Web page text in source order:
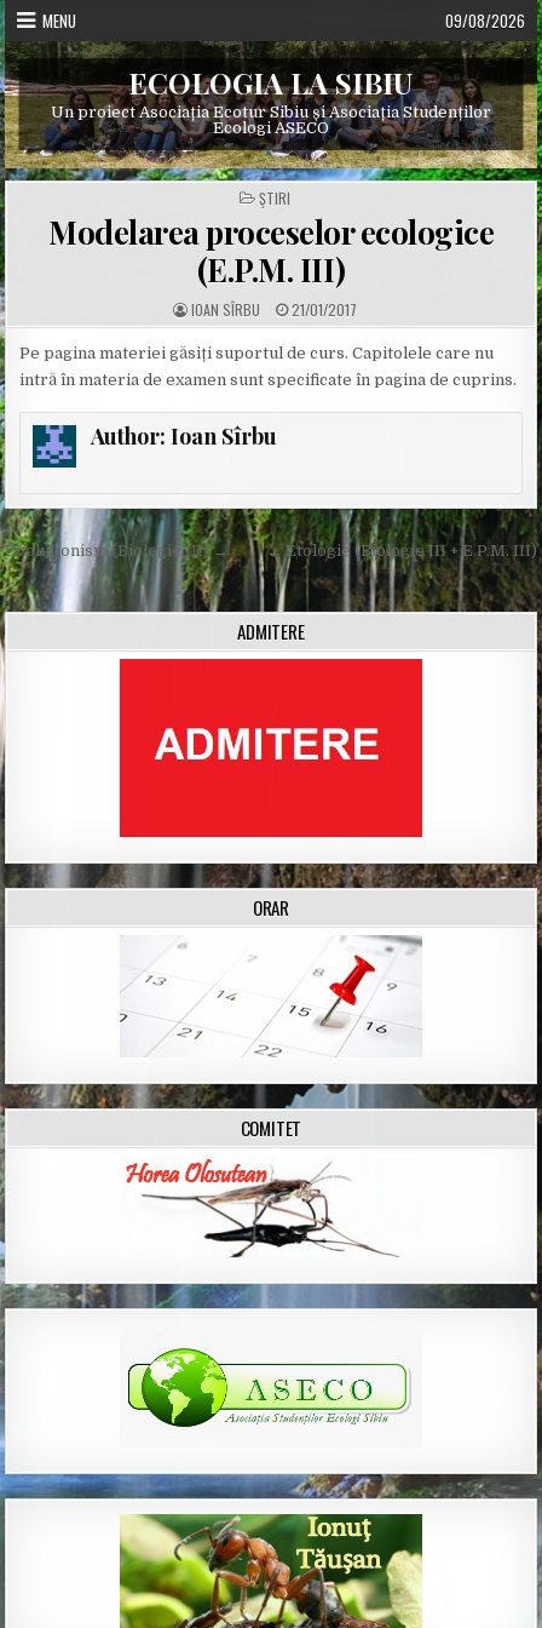
Skip
to
content
MENU 09/08/2026
ECOLOGIA LA SIBIU
Un proiect Asociația Ecotur Sibiu și Asociația Studenților
Ecologi ASECO
POSTED
IN
ŞTIRI
Modelarea proceselor ecologice
(E.P.M. III)
A
U
H
R
IOAN SÎRBU P
U
L
S
E
:
21/01/2017
Pe pagina materiei găsiți suportul de curs. Capitolele care nu
intră în materia de examen sunt specificate în pagina de cuprins.
Author: Ioan Sîrbu
Post
navigation
← Etologie (Biologie III + E.P.M. III)
Evoluționism (Biologie III) →
ADMITERE
ORAR
COMITET